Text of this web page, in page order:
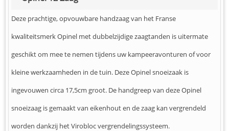
Deze prachtige, opvouwbare handzaag van het Franse
kwaliteitsmerk Opinel met dubbelzijdige zaagtanden is uitermate
geschikt om mee te nemen tijdens uw kampeeravonturen of voor
kleine werkzaamheden in de tuin. Deze Opinel snoeizaak is
ingevouwen circa 17,5cm groot. De handgreep van deze Opinel
snoeizaag is gemaakt van eikenhout en de zaag kan vergrendeld
worden dankzij het Virobloc vergrendelingssysteem.